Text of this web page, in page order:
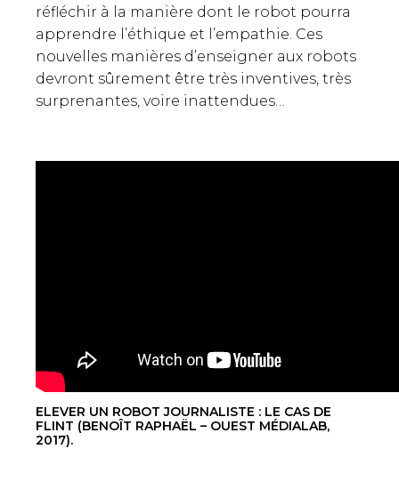
réfléchir à la manière dont le robot pourra
apprendre l’éthique et l’empathie. Ces
nouvelles manières d’enseigner aux robots
devront sûrement être très inventives, très
surprenantes, voire inattendues…
ELEVER UN ROBOT JOURNALISTE : LE CAS DE
FLINT (BENOÎT RAPHAËL – OUEST MÉDIALAB,
2017).